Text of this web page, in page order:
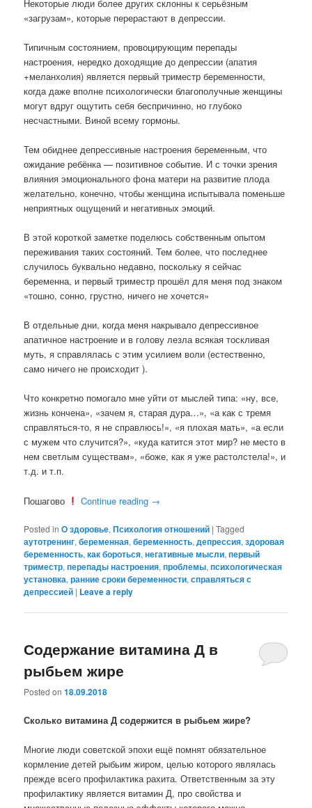
Некоторые люди более других склонны к серьёзным
«загрузам», которые перерастают в депрессии.
Типичным состоянием, провоцирующим перепады
настроения, нередко доходящие до депрессии (апатия
+меланхолия) является первый триместр беременности,
когда даже вполне психологически благополучные женщины
могут вдруг ощутить себя беспричинно, но глубоко
несчастными. Виной всему гормоны.
Тем обиднее депрессивные настроения беременным, что
ожидание ребёнка — позитивное событие. И с точки зрения
влияния эмоционального фона матери на развитие плода
желательно, конечно, чтобы женщина испытывала поменьше
неприятных ощущений и негативных эмоций.
В этой короткой заметке поделюсь собственным опытом
переживания таких состояний. Тем более, что последнее
случилось буквально недавно, поскольку я сейчас
беременна, и первый триместр прошёл для меня под знаком
«тошно, сонно, грустно, ничего не хочется»
В отдельные дни, когда меня накрывало депрессивное
апатичное настроение и в голову лезла всякая тоскливая
муть, я справлялась с этим усилием воли (естественно,
само ничего не происходит ).
Что конкретно помогало мне уйти от мыслей типа: «ну, все,
жизнь кончена», «зачем я, старая дура…», «а как с тремя
справляться-то, я не справлюсь!», «я плохая мать», «а если
с мужем что случится?», «куда катится этот мир? не место в
нем светлым существам», «боже, как я уже растолстела!», и
т.д. и т.п.
Пошагово Continue reading →
Posted in О здоровье,Психология отношений |Tagged
аутотренинг,беременная,беременность,депрессия,здоровая
беременность,как бороться,негативные мысли,первый
триместр,перепады настроения,проблемы,психологическая
установка,ранние сроки беременности,справляться с
депрессией | Leave a reply
Содержание витамина Д в
рыбьем жире
Posted on18.09.2018
Сколько витамина Д содержится в рыбьем жире?
Многие люди советской эпохи ещё помнят обязательное
кормление детей рыбьим жиром, целью которого являлась
прежде всего профилактика рахита. Ответственным за эту
профилактику является витамин Д, про свойства и